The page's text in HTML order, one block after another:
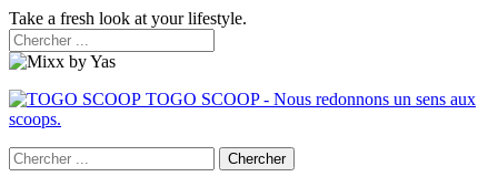
Take a fresh look at your lifestyle.
TOGO SCOOP - Nous redonnons un sens aux
scoops.